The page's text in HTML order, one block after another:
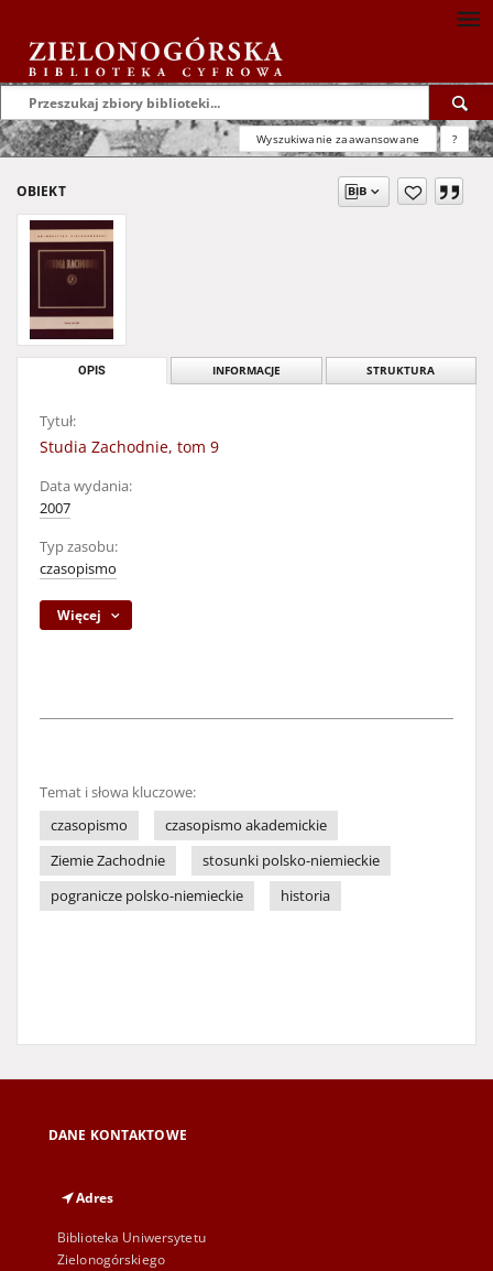
Wyszukiwanie zaawansowane ?
OBIEKT
OPIS INFORMACJE STRUKTURA
Tytuł:
Studia Zachodnie, tom 9
Data wydania:
2007
Typ zasobu:
czasopismo
Więcej
Temat i słowa kluczowe:
czasopismo
czasopismo akademickie
Ziemie Zachodnie
stosunki polsko-niemieckie
pogranicze polsko-niemieckie
historia
DANE KONTAKTOWE
Adres
Biblioteka Uniwersytetu
Zielonogórskiego